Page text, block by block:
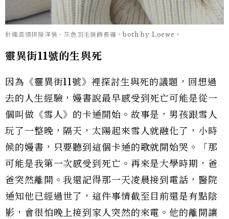
針織高領拼接洋裝、灰色羽毛裝飾長褲，both by Loewe。
靈異街11號的生與死
因為《靈異街11號》裡探討生與死的議題，回想過
去的人生經驗，嫚書說最早感受到死亡可能是從一
個叫做《雪人》的卡通開始。故事是，男孩跟雪人
玩了一整晚，隔天，太陽起來雪人就融化了，小時
候的嫚書，只要聽到這個卡通的歌就開始哭。「那
可能是我第一次感受到死亡。再來是大學時期，爸
爸突然離開。我還記得那一天凌晨接到電話，醫院
通知他已經過世了，這件事情截至目前還是有點陰
影，會很怕晚上接到家人突然的來電。他的離開讓